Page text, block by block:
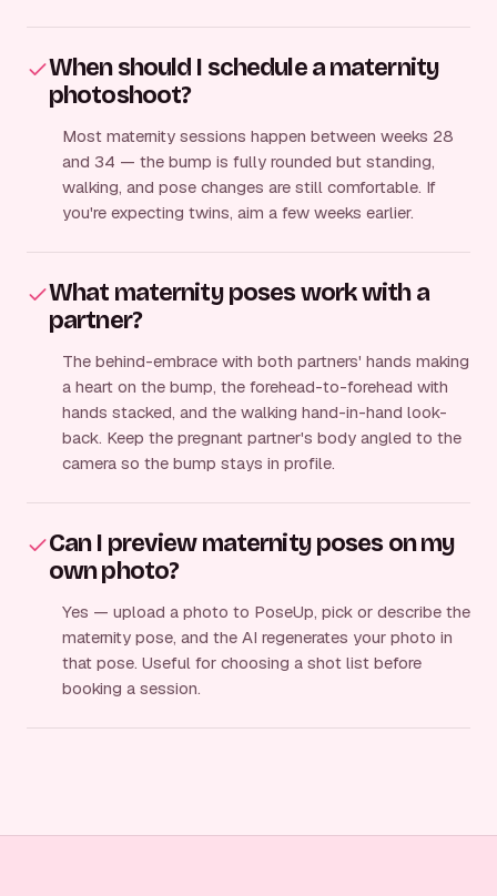
When should I schedule a maternity
photoshoot?
Most maternity sessions happen between weeks 28
and 34 — the bump is fully rounded but standing,
walking, and pose changes are still comfortable. If
you're expecting twins, aim a few weeks earlier.
What maternity poses work with a
partner?
The behind-embrace with both partners' hands making
a heart on the bump, the forehead-to-forehead with
hands stacked, and the walking hand-in-hand look-
back. Keep the pregnant partner's body angled to the
camera so the bump stays in profile.
Can I preview maternity poses on my
own photo?
Yes — upload a photo to PoseUp, pick or describe the
maternity pose, and the AI regenerates your photo in
that pose. Useful for choosing a shot list before
booking a session.